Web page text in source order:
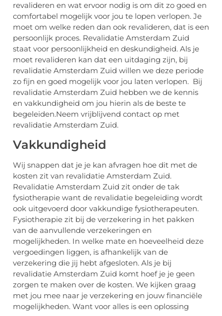
revalideren en wat ervoor nodig is om dit zo goed en
comfortabel mogelijk voor jou te lopen verlopen. Je
moet om welke reden dan ook revalideren, dat is een
persoonlijk proces. Revalidatie Amsterdam Zuid
staat voor persoonlijkheid en deskundigheid. Als je
moet revalideren kan dat een uitdaging zijn, bij
revalidatie Amsterdam Zuid willen we deze periode
zo fijn en goed mogelijk voor jou laten verlopen. Bij
revalidatie Amsterdam Zuid hebben we de kennis
en vakkundigheid om jou hierin als de beste te
begeleiden.Neem vrijblijvend contact op met
revalidatie Amsterdam Zuid.
Vakkundigheid
Wij snappen dat je je kan afvragen hoe dit met de
kosten zit van revalidatie Amsterdam Zuid.
Revalidatie Amsterdam Zuid zit onder de tak
fysiotherapie want de revalidatie begeleiding wordt
ook uitgevoerd door vakkundige fysiotherapeuten.
Fysiotherapie zit bij de verzekering in het pakken
van de aanvullende verzekeringen en
mogelijkheden. In welke mate en hoeveelheid deze
vergoedingen liggen, is afhankelijk van de
verzekering die jij hebt afgesloten. Als je bij
revalidatie Amsterdam Zuid komt hoef je je geen
zorgen te maken over de kosten. We kijken graag
met jou mee naar je verzekering en jouw financiële
mogelijkheden. Want voor alles is een oplossing